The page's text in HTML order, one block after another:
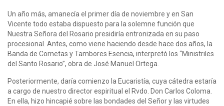
Un año más, amanecía el primer día de noviembre y en San
Vicente todo estaba dispuesto para la solemne función que
Nuestra Señora del Rosario presidiría entronizada en su paso
procesional. Antes, como viene haciendo desde hace dos años, la
Banda de Cornetas y Tambores Esencia, interpretó los “Ministriles
del Santo Rosario”, obra de José Manuel Ortega.
Posteriormente, daría comienzo la Eucaristía, cuya cátedra estaría
a cargo de nuestro director espiritual el Rvdo. Don Carlos Coloma.
En ella, hizo hincapié sobre las bondades del Señor y las virtudes